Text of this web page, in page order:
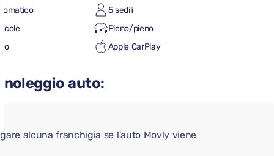
5 sedili
Pieno/pieno
Apple CarPlay
auto:
alcuna franchigia se l'auto Movly viene